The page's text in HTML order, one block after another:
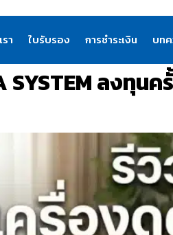
า ใบรับรอง การชำระเงิน บท
SYSTEM ลงทุ